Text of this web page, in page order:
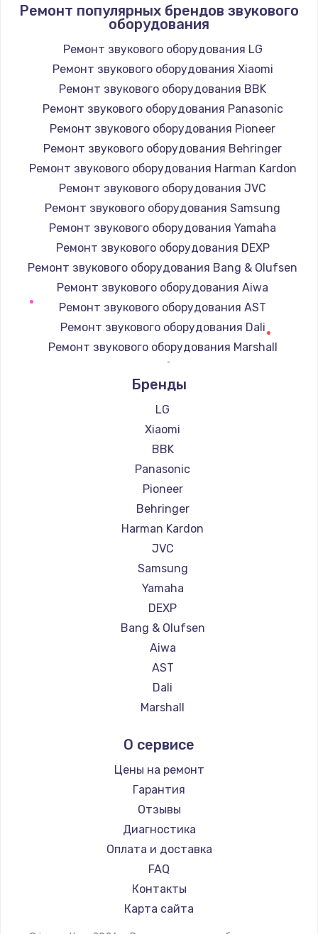
Заказать
Замена / ремонт электронного модуля
управления
600 руб.
Заказать
Замена конфорки
1100 руб.
Заказать
Замена платы сенсора
900 руб.
Заказать
Замена регулятора режимов конфорки
900 руб.
Заказать
Замена сенсорного датчика
1300 руб.
Заказать
Замена сигнальной лампы
1200 руб.
Заказать
Замена системной платы
1500 руб.
Заказать
Замена температурного датчика
2500 руб.
Заказать
Замена электроконфорки
Заказать
Техобслуживание
900 руб.
Заказать
Установка / подключение / демонтаж
1300 руб.
Заказать
Ремонт популярных брендов звукового
оборудования
Ремонт звукового оборудования LG
Ремонт звукового оборудования Xiaomi
Ремонт звукового оборудования BBK
Ремонт звукового оборудования Panasonic
Ремонт звукового оборудования Pioneer
Ремонт звукового оборудования Behringer
Ремонт звукового оборудования Harman Kardon
Ремонт звукового оборудования JVC
Ремонт звукового оборудования Samsung
Ремонт звукового оборудования Yamaha
Ремонт звукового оборудования DEXP
Ремонт звукового оборудования Bang & Olufsen
Ремонт звукового оборудования Aiwa
Ремонт звукового оборудования AST
Ремонт звукового оборудования Dali
Ремонт звукового оборудования Marshall
Ремонт звукового оборудования Supra
Бренды
LG
Xiaomi
BBK
Panasonic
Pioneer
Behringer
Harman Kardon
JVC
Samsung
Yamaha
DEXP
Bang & Olufsen
Aiwa
AST
Dali
Marshall
О сервисе
Цены на ремонт
Гарантия
Отзывы
Диагностика
Оплата и доставка
FAQ
Контакты
Карта сайта